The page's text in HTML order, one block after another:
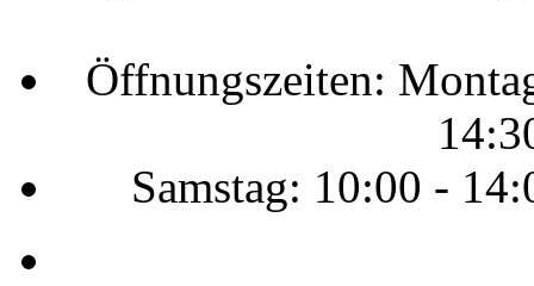
Öffnungszeiten:
Samstag: 10:00 -